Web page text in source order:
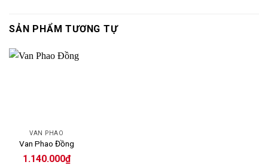
SẢN PHẨM TƯƠNG TỰ
VAN PHAO
Van Phao Đồng
1.140.000₫